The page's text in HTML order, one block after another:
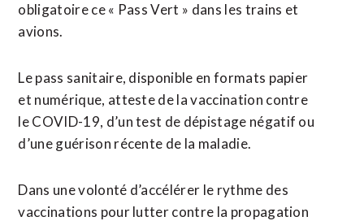
obligatoire ce « Pass Vert » dans les trains et
avions.
Le pass sanitaire, disponible en formats papier
et numérique, atteste de la vaccination contre
le COVID-19, d’un test de dépistage négatif ou
d’une guérison récente de la maladie.
Dans une volonté d’accélérer le rythme des
vaccinations pour lutter contre la propagation